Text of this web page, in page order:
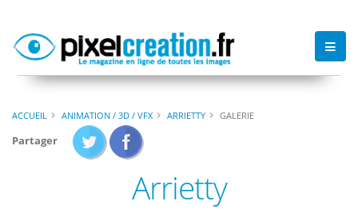
ACCUEIL ANIMATION / 3D / VFX ARRIETTY GALERIE
Partager
Arrietty